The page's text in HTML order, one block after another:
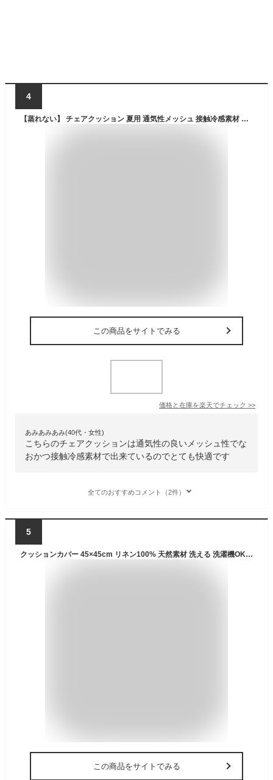
4
【蒸れない】 チェアクッション 夏用 通気性メッシュ 接触冷感素材 涼しい 椅子用座布団 低反発 オフィス用 イスクッション カーシート 座布団 洗える 滑り止め チェアパット 車内クッション 運転クッション テレワーク シンプル ギフト プレゼント 新生活 四角 40x40cm
この商品をサイトでみる
価格と在庫を楽天でチェック >>
あみあみあみ(40代・女性)
こちらのチェアクッションは通気性の良いメッシュ性でな
おかつ接触冷感素材で出来ているのでとても快適です
全てのおすすめコメント（2件）
5
クッションカバー 45×45cm リネン100% 天然素材 洗える 洗濯機OK おしゃれ 無地 カバーのみ 12色展開 ナチュラル 北欧 韓国インテリア アイボリー グレー ベージュ ブルー ピンク ソファ リビング 模様替え 一人暮らし アジアン リゾート [67197]
この商品をサイトでみる